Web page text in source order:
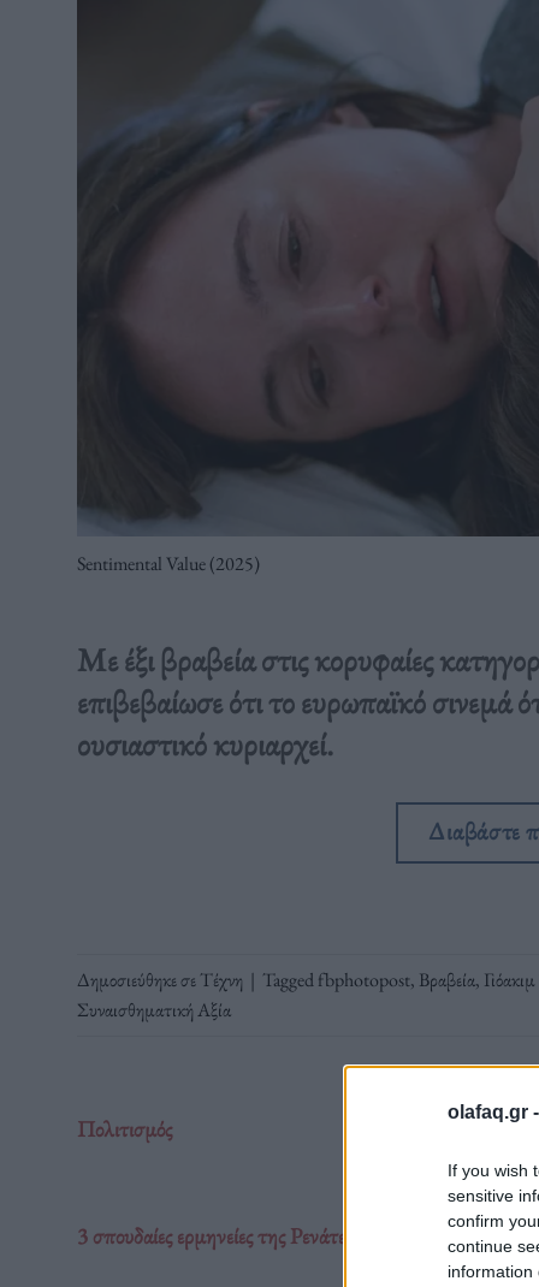
olafaq.gr -
If you wish
sensitive
confirm
continue
information
Sentimental Value (2025)
Με έξι βραβεία στις κορυφαίες
επιβεβαίωσε ότι το ευρωπαϊκό σινεμά
ουσιαστικό κυριαρχεί.
Διαβάστε
Δημοσιεύθηκε σεΤέχνη | Taggedfbphotopost, Βραβεία,
Συναισθηματική Αξία
Πολιτισμός
3 σπουδαίες ερμηνείες της Ρενάτε Ρέινσβε